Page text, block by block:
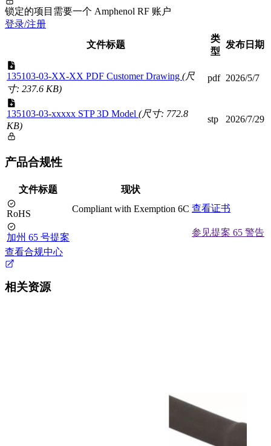
锁定的项目需要一个 Amphenol RF 账户
登录/注册
文件标题
类
型
发布日期
135103-03-XX-XX PDF Customer Drawing (尺
寸: 237.6 KB)
pdf 2026/5/7
135103-03-xxxxx STP 3D Model (尺寸: 772.8
KB)
stp 2026/7/29
产品合规性
文件标题 现状
RoHS Compliant with Exemption 6C 查看证书
加州 65 号提案
参见提案 65 警告
查看合规中心
相关资源